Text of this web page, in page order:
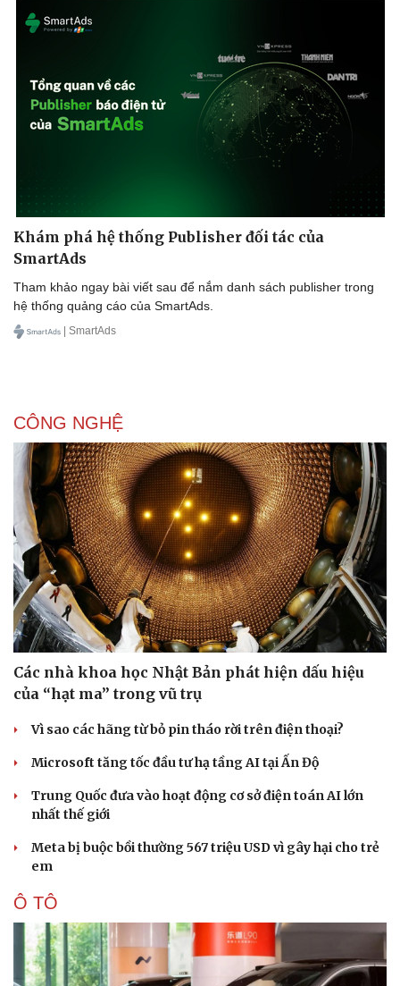
Sức khỏe
Nhi khoa
Nam khoa
Làm đẹp - giảm cân
Phòng mạch online
Ăn sạch sống khỏe
Khám phá hệ thống Publisher đối tác của
SmartAds
Tham khảo ngay bài viết sau để nắm danh sách publisher trong
hệ thống quảng cáo của SmartAds.
| SmartAds
CÔNG NGHỆ
Các nhà khoa học Nhật Bản phát hiện dấu hiệu
của “hạt ma” trong vũ trụ
Vì sao các hãng từ bỏ pin tháo rời trên điện thoại?
Microsoft tăng tốc đầu tư hạ tầng AI tại Ấn Độ
Trung Quốc đưa vào hoạt động cơ sở điện toán AI lớn
nhất thế giới
Meta bị buộc bồi thường 567 triệu USD vì gây hại cho trẻ
em
Ô TÔ